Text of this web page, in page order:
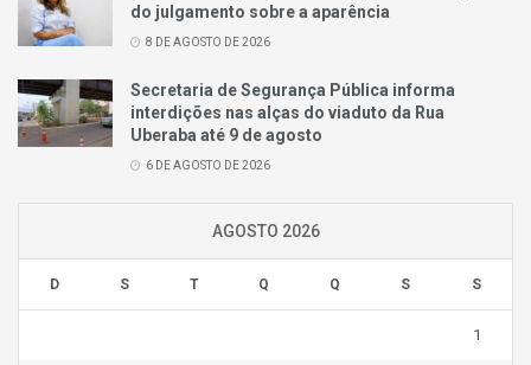
do julgamento sobre a aparência
8 DE AGOSTO DE 2026
Secretaria de Segurança Pública informa
interdições nas alças do viaduto da Rua
Uberaba até 9 de agosto
6 DE AGOSTO DE 2026
AGOSTO 2026
D S T Q Q S S
1